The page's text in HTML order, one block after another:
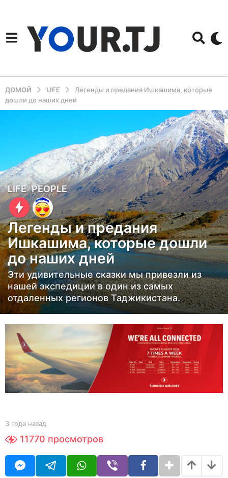
ДОМОЙ LIFE
Легенды и предания Ишкашима, которые
дошли до наших дней
3
г
о
д
а
н
а
з
а
д
3
д
а
н
з
а
LIFE ,PEOPLE
Легенды и предания
Ишкашима, которые дошли
до наших дней
Эти удивительные сказки мы привезли из
нашей экспедиции в один из самых
отдаленных регионов Таджикистана.
b
Y
O
R
3 года назад
о
а
н
11770 просмотров